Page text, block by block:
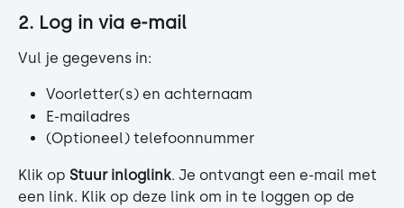
2. Log in via e-mail
Vul je gegevens in:
Voorletter(s) en achternaam
E-mailadres
(Optioneel) telefoonnummer
Klik op Stuur inloglink. Je ontvangt een e-mail met
een link. Klik op deze link om in te loggen op de